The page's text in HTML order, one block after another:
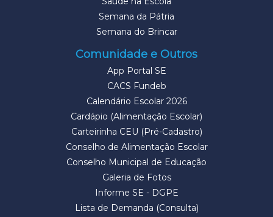
Semana da Pátria
Semana do Brincar
Comunidade e Outros
App Portal SE
CACS Fundeb
Calendário Escolar 2026
Cardápio (Alimentação Escolar)
Carteirinha CEU (Pré-Cadastro)
Conselho de Alimentação Escolar
Conselho Municipal de Educação
Galeria de Fotos
Informe SE - DGPE
Lista de Demanda (Consulta)